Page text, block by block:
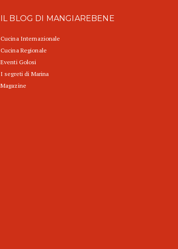
IL BLOG DI MANGIAREBENE
Cucina Internazionale
Cucina Regionale
Eventi Golosi
I segreti di Marina
Magazine